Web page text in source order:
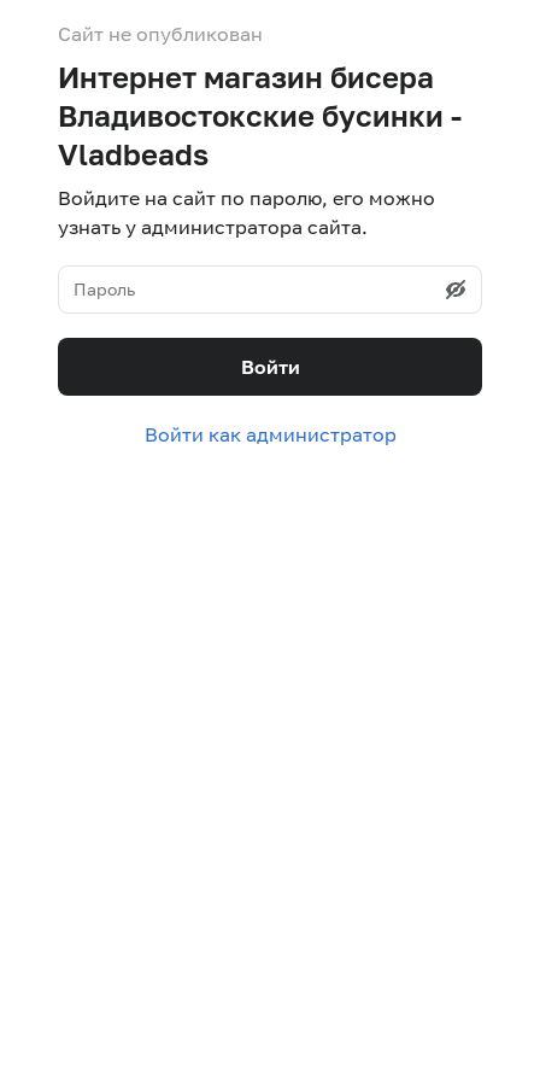
Сайт не опубликован
Интернет магазин бисера
Владивостокские бусинки -
Vladbeads
Войдите на сайт по паролю, его можно
узнать у администратора сайта.
Войти
Войти как администратор